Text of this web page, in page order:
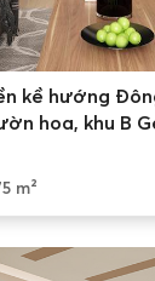
kề hướng
hoa, khu B
m²